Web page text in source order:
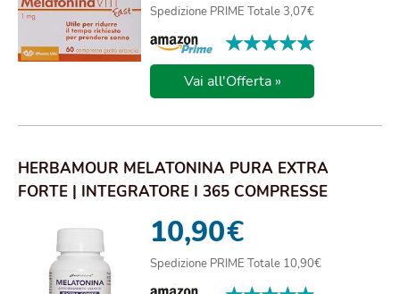
Spedizione PRIME Totale 3,07€
★★★★★
★★★★★
Vai all'Offerta »
HERBAMOUR MELATONINA PURA EXTRA
FORTE | INTEGRATORE I 365 COMPRESSE
10,90€
Spedizione PRIME Totale 10,90€